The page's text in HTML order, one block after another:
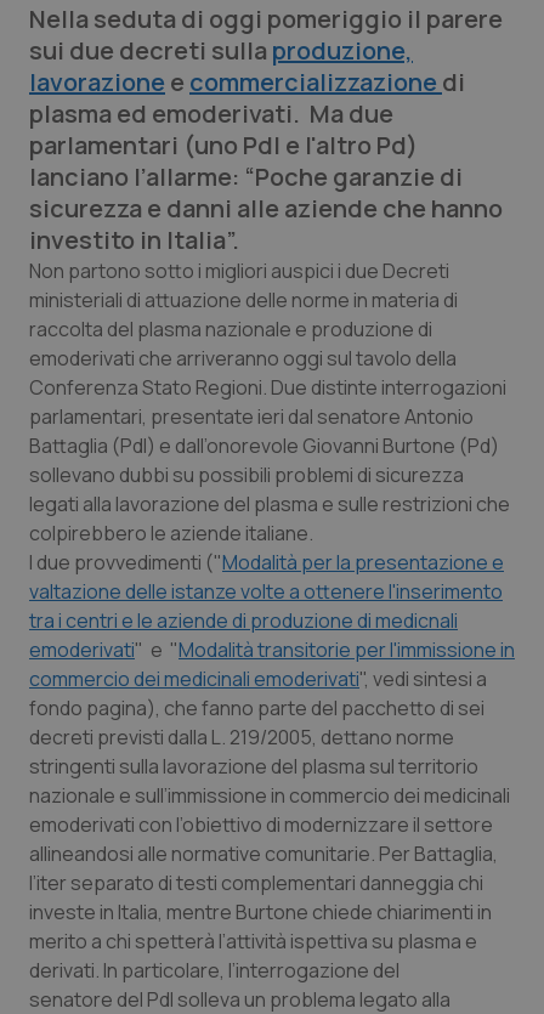
Lettere al direttore
Edizioni Regionali
QS Pro
Professionisti Sanitari.AI
Abruzzo
Basilicata
Calabria
Campania
Emilia-Romagna
Friuli Venezia Giulia
Lazio
Liguria
Lombardia
Marche
Molise
Piemonte
QS Pro Gold
Artrite & artrosi
Asma & BPCO
Car-T
Colesterolo & coronaropatie
Dermatite Atopica
Diabete & glucometri
Disturbi dell’umore
Dolore
Donna & Salute
Epatiti
HIV
QS Club Newsletter
Nella seduta di oggi pomeriggio il parere
sui due decreti sulla produzione,
lavorazione e commercializzazione di
plasma ed emoderivati. Ma due
parlamentari (uno Pdl e l'altro Pd)
lanciano l’allarme: “Poche garanzie di
sicurezza e danni alle aziende che hanno
investito in Italia”.
Non partono sotto i migliori auspici i due Decreti
ministeriali di attuazione delle norme in materia di
raccolta del plasma nazionale e produzione di
emoderivati che arriveranno oggi sul tavolo della
Conferenza Stato Regioni. Due distinte interrogazioni
parlamentari, presentate ieri dal senatore Antonio
Battaglia (Pdl) e dall’onorevole Giovanni Burtone (Pd)
sollevano dubbi su possibili problemi di sicurezza
legati alla lavorazione del plasma e sulle restrizioni che
colpirebbero le aziende italiane.
I due provvedimenti ("Modalità per la presentazione e
valtazione delle istanze volte a ottenere l'inserimento
tra i centri e le aziende di produzione di medicnali
emoderivati" e "Modalità transitorie per l'immissione in
commercio dei medicinali emoderivati", vedi sintesi a
fondo pagina), che fanno parte del pacchetto di sei
decreti previsti dalla L. 219/2005, dettano norme
stringenti sulla lavorazione del plasma sul territorio
nazionale e sull’immissione in commercio dei medicinali
emoderivati con l’obiettivo di modernizzare il settore
allineandosi alle normative comunitarie. Per Battaglia,
l’iter separato di testi complementari danneggia chi
investe in Italia, mentre Burtone chiede chiarimenti in
merito a chi spetterà l’attività ispettiva su plasma e
derivati. In particolare, l’interrogazione del
senatore del Pdl solleva un problema legato alla